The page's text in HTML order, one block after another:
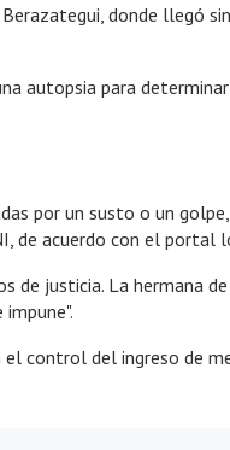
donde llegó
autopsia para
por un susto o un
de acuerdo con el portal
de justicia. La hermana
control del ingreso de